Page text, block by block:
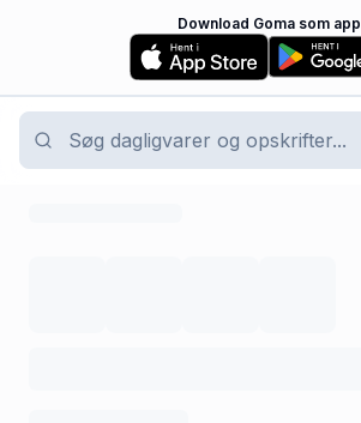
Download Goma som app